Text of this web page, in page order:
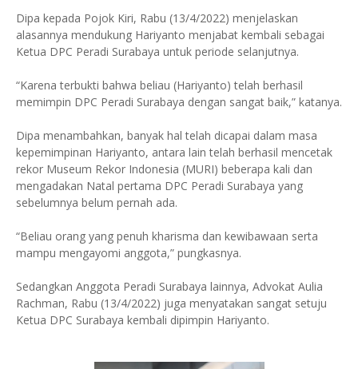
Dipa kepada Pojok Kiri, Rabu (13/4/2022) menjelaskan
alasannya mendukung Hariyanto menjabat kembali sebagai
Ketua DPC Peradi Surabaya untuk periode selanjutnya.
“Karena terbukti bahwa beliau (Hariyanto) telah berhasil
memimpin DPC Peradi Surabaya dengan sangat baik,” katanya.
Dipa menambahkan, banyak hal telah dicapai dalam masa
kepemimpinan Hariyanto, antara lain telah berhasil mencetak
rekor Museum Rekor Indonesia (MURI) beberapa kali dan
mengadakan Natal pertama DPC Peradi Surabaya yang
sebelumnya belum pernah ada.
“Beliau orang yang penuh kharisma dan kewibawaan serta
mampu mengayomi anggota,” pungkasnya.
Sedangkan Anggota Peradi Surabaya lainnya, Advokat Aulia
Rachman, Rabu (13/4/2022) juga menyatakan sangat setuju
Ketua DPC Surabaya kembali dipimpin Hariyanto.